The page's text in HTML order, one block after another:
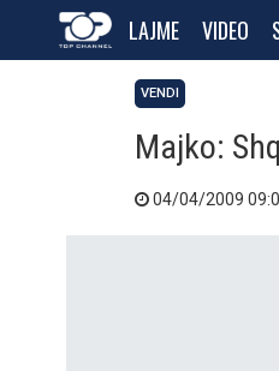
LAJME VIDEO
VENDI
Majko:
04/04/2009